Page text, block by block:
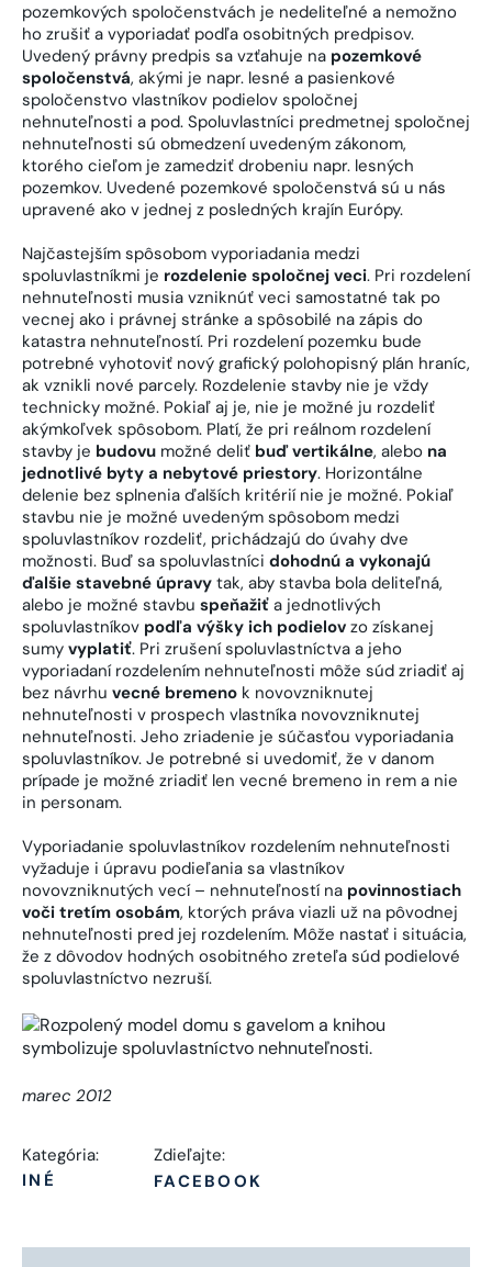
pozemkových spoločenstvách je nedeliteľné a nemožno
ho zrušiť a vyporiadať podľa osobitných predpisov.
Uvedený právny predpis sa vzťahuje na pozemkové
spoločenstvá, akými je napr. lesné a pasienkové
spoločenstvo vlastníkov podielov spoločnej
nehnuteľnosti a pod. Spoluvlastníci predmetnej spoločnej
nehnuteľnosti sú obmedzení uvedeným zákonom,
ktorého cieľom je zamedziť drobeniu napr. lesných
pozemkov. Uvedené pozemkové spoločenstvá sú u nás
upravené ako v jednej z posledných krajín Európy.
Najčastejším spôsobom vyporiadania medzi
spoluvlastníkmi je rozdelenie spoločnej veci. Pri rozdelení
nehnuteľnosti musia vzniknúť veci samostatné tak po
vecnej ako i právnej stránke a spôsobilé na zápis do
katastra nehnuteľností. Pri rozdelení pozemku bude
potrebné vyhotoviť nový grafický polohopisný plán hraníc,
ak vznikli nové parcely. Rozdelenie stavby nie je vždy
technicky možné. Pokiaľ aj je, nie je možné ju rozdeliť
akýmkoľvek spôsobom. Platí, že pri reálnom rozdelení
stavby je budovu možné deliť buď vertikálne, alebo na
jednotlivé byty a nebytové priestory. Horizontálne
delenie bez splnenia ďalších kritérií nie je možné. Pokiaľ
stavbu nie je možné uvedeným spôsobom medzi
spoluvlastníkov rozdeliť, prichádzajú do úvahy dve
možnosti. Buď sa spoluvlastníci dohodnú a vykonajú
ďalšie stavebné úpravy tak, aby stavba bola deliteľná,
alebo je možné stavbu speňažiť a jednotlivých
spoluvlastníkov podľa výšky ich podielov zo získanej
sumy vyplatiť. Pri zrušení spoluvlastníctva a jeho
vyporiadaní rozdelením nehnuteľnosti môže súd zriadiť aj
bez návrhu vecné bremeno k novovzniknutej
nehnuteľnosti v prospech vlastníka novovzniknutej
nehnuteľnosti. Jeho zriadenie je súčasťou vyporiadania
spoluvlastníkov. Je potrebné si uvedomiť, že v danom
prípade je možné zriadiť len vecné bremeno in rem a nie
in personam.
Vyporiadanie spoluvlastníkov rozdelením nehnuteľnosti
vyžaduje i úpravu podieľania sa vlastníkov
novovzniknutých vecí – nehnuteľností na povinnostiach
voči tretím osobám, ktorých práva viazli už na pôvodnej
nehnuteľnosti pred jej rozdelením. Môže nastať i situácia,
že z dôvodov hodných osobitného zreteľa súd podielové
spoluvlastníctvo nezruší.
marec 2012
Kategória:
INÉ
Zdieľajte:
FACEBOOK